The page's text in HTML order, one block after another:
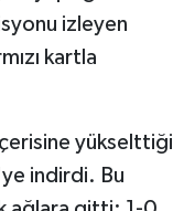
izleyen
kartla
yükselttiği
indirdi. Bu